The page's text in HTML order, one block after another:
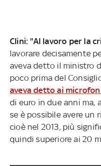
Clini: "Al lavoro per la
lavorare decisamente
aveva detto il ministro
poco prima del
aveva detto ai
di euro in due anni ma,
se è possibile avere un
cioè nel 2013, più
quindi superiore ai 20